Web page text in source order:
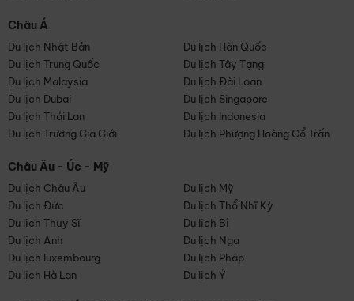
Châu Á
Du lịch Nhật Bản
Du lịch Hàn Quốc
Du lịch Trung Quốc
Du lịch Tây Tạng
Du lịch Malaysia
Du lịch Đài Loan
Du lịch Dubai
Du lịch Singapore
Du lịch Thái Lan
Du lịch Indonesia
Du lịch Trương Gia Giới
Du lịch Phượng Hoàng Cổ Trấn
Châu Âu - Úc - Mỹ
Du lịch Châu Âu
Du lịch Mỹ
Du lịch Đức
Du lịch Thổ Nhĩ Kỳ
Du lịch Thụy Sĩ
Du lịch Bỉ
Du lịch Anh
Du lịch Nga
Du lịch luxembourg
Du lịch Pháp
Du lịch Hà Lan
Du lịch Ý